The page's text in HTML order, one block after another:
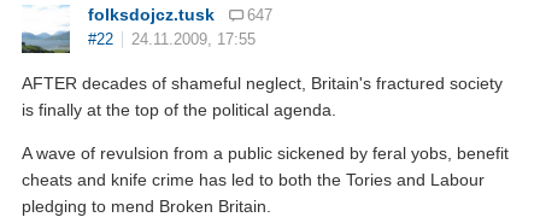
folksdojcz.tusk
647
#22
24.11.2009, 17:55
AFTER decades of shameful neglect, Britain's fractured society
is finally at the top of the political agenda.
A wave of revulsion from a public sickened by feral yobs, benefit
cheats and knife crime has led to both the Tories and Labour
pledging to mend Broken Britain.